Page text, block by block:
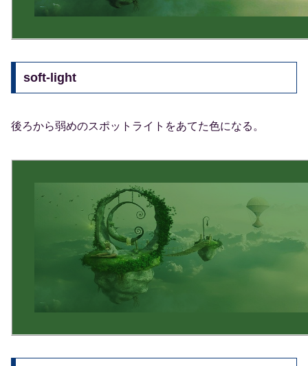
soft-light
後ろから弱めのスポットライトをあてた色になる。